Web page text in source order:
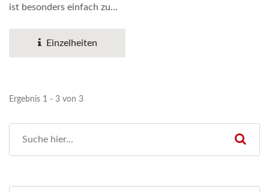
ist besonders einfach zu
Einzelheiten
Ergebnis 1 - 3 von 3